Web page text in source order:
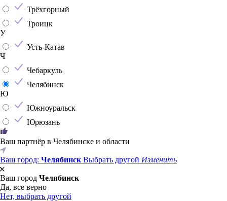
Трёхгорный
Троицк
У
Усть-Катав
Ч
Чебаркуль
Челябинск
Ю
Южноуральск
Юрюзань
Ваш партнёр в Челябинске и области
Ваш город: Челябинск Выбрать другой Изменить
Ваш город Челябинск
Да, все верно
Нет, выбрать другой